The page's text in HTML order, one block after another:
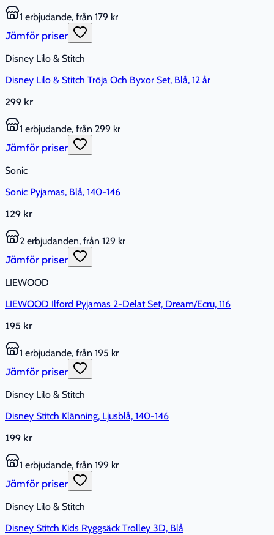
1 erbjudande, från 179 kr
Jämför priser
Disney Lilo & Stitch
Disney Lilo & Stitch Tröja Och Byxor Set, Blå, 12 år
299 kr
1 erbjudande, från 299 kr
Jämför priser
Sonic
Sonic Pyjamas, Blå, 140-146
129 kr
2 erbjudanden, från 129 kr
Jämför priser
LIEWOOD
LIEWOOD Ilford Pyjamas 2-Delat Set, Dream/Ecru, 116
195 kr
1 erbjudande, från 195 kr
Jämför priser
Disney Lilo & Stitch
Disney Stitch Klänning, Ljusblå, 140-146
199 kr
1 erbjudande, från 199 kr
Jämför priser
Disney Lilo & Stitch
Disney Stitch Kids Ryggsäck Trolley 3D, Blå